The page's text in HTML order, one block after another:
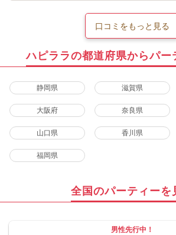
口コミをもっと見る
ハピララの都道府県からパー
静岡県 滋賀県
大阪府 奈良県
山口県 香川県
福岡県
全国のパーティーを
男性先行中！